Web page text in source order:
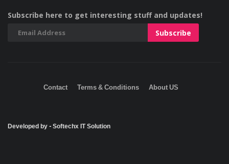
Subscribe here to get interesting stuff and updates!
Contact Terms & Conditions About US
Developed by - Softechx IT Solution